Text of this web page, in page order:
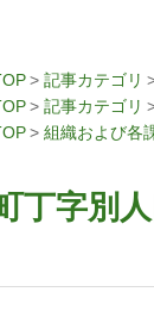
記事カテゴリ
記事カテゴリ
組織および各
丁字別